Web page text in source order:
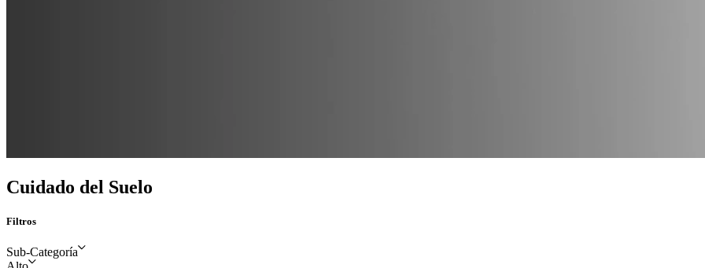
Cuidado del Suelo
Filtros
Sub-Categoría